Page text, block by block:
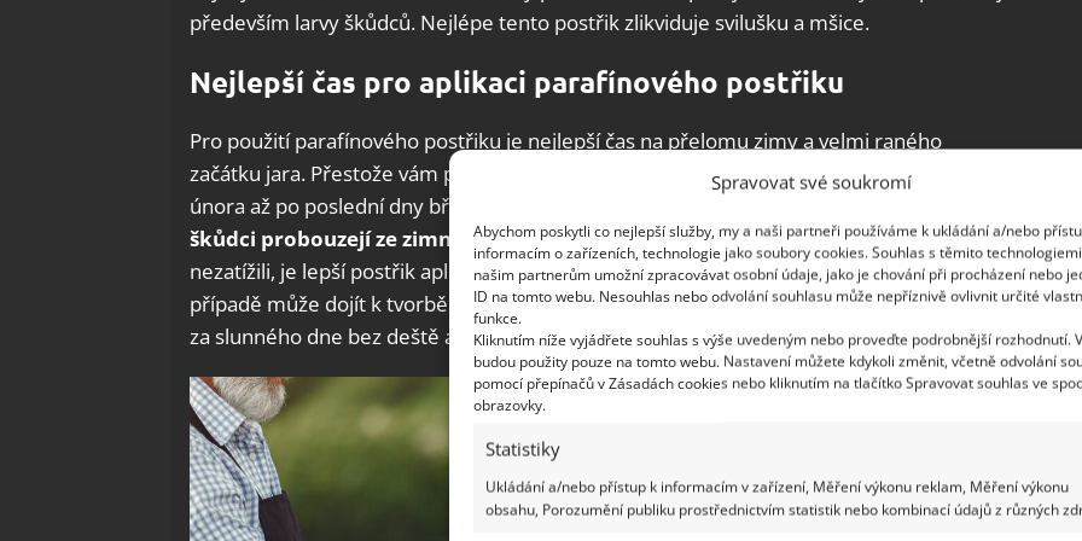
Spravovat své soukromí
Abychom poskytli co nejlepší služby, my a naši partneři používáme k ukládání a/nebo
informacím o zařízeních, technologie jako soubory cookies. Souhlas s těmito
našim partnerům umožní zpracovávat osobní údaje, jako je chování při procházení nebo
ID na tomto webu. Nesouhlas nebo odvolání souhlasu může nepříznivě ovlivnit určité
funkce.
Kliknutím níže vyjádřete souhlas s výše uvedeným nebo proveďte podrobnější rozhodnutí.
budou použity pouze na tomto webu. Nastavení můžete kdykoli změnit, včetně odvolání
pomocí přepínačů v Zásadách cookies nebo kliknutím na tlačítko Spravovat souhlas ve
obrazovky.
Statistiky
Ukládání a/nebo přístup k informacím v zařízení, Měření výkonu reklam, Měření výkonu
obsahu, Porozumění publiku prostřednictvím statistik nebo kombinací údajů z různých
především larvy škůdců. Nejlépe tento postřik zlikviduje svilušku a mšice.
Nejlepší čas pro aplikaci parafínového postřiku
Pro použití parafínového postřiku je nejlepší čas na přelomu zimy a velmi raného
začátku jara. Přestože vám přesný termín nikdo neřekne, jedná se zpravidla o přelom
února až po poslední dny března. Správný čas můžete odhadnout
škůdci probouzejí ze zimního spánku. Abyste rostliny tímto postřikem příliš
nezatížili, je lepší postřik aplikovat ještě před samotným růstem listů. V opačném
případě může dojít k tvorbě hnědých skvrn na listech rostliny. Nejlépe aplikujte postřik
za slunného dne bez deště a silného větru.